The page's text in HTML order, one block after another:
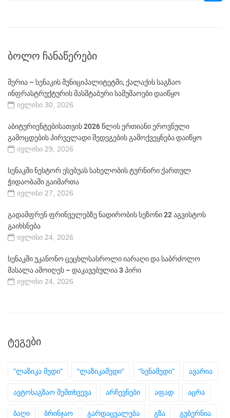
ᲑᲝᲚᲝ ᲩᲐᲜᲐᲬᲔᲠᲔᲑᲘ
მერია – სენაკის მუნიციპალიტეტში, ქალაქის საგზაო
ინფრასტრუქტურის მასშტაბური სამუშაოები დაიწყო
ივლისი 30, 2026
აბიტურიენტებისათვის 2026 წლის ერთიანი ეროვნული
გამოცდების პირველადი შედეგების გამოქვეყნება დაიწყო
ივლისი 29, 2026
სენაკში ნესტორ ესებუას სახელობის ტურნირი ქართულ
ჭიდაობაში გაიმართა
ივლისი 27, 2026
გადამფრენ ფრინველებზე ნადირობის სეზონი 22 აგვისტოს
გაიხსნება
ივლისი 24, 2026
სენაკში უკანონო ცეცხლსასროლი იარაღი და საბრძოლო
მასალა ამოიღეს – დაკავებულია 3 პირი
ივლისი 24, 2026
ᲢᲔᲒᲔᲑᲘ
"ლაზიკა მედი" "ლაზიკამედი" "სენამედი" ავარია
ავტოსაგზაო შემთხვევა არჩევნები აფად აცრა
ბაღი ბრინჯაო გარდაცვალება გზა გუბერნია